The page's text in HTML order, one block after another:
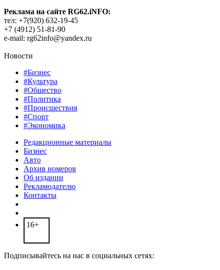
Реклама на сайте RG62.iNFO:
тел: +7(920) 632-19-45
+7 (4912) 51-81-90
e-mail: rg62info@yandex.ru
Новости
#Бизнес
#Культура
#Общество
#Политика
#Происшествия
#Спорт
#Экономика
Редакционные материалы
Бизнес
Авто
Архив номеров
Об издании
Рекламодателю
Контакты
16+
Подписывайтесь на нас в социальных сетях: